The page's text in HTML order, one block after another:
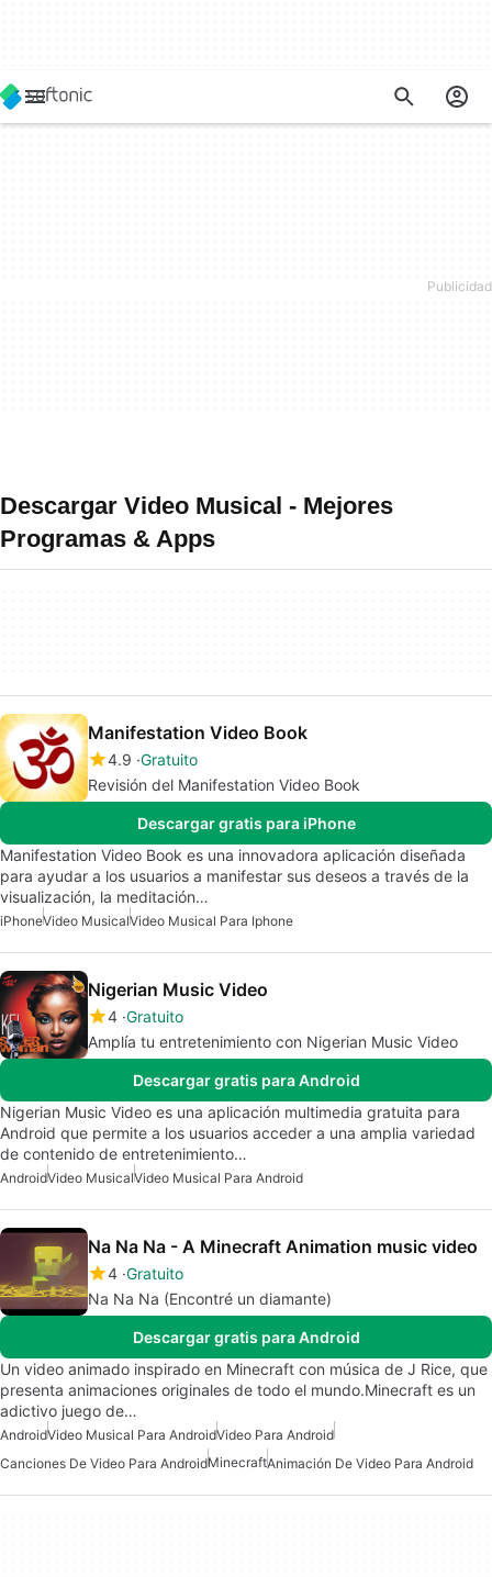
Descargar Video Musical - Mejores
Programas & Apps
Manifestation Video Book
4.9 Gratuito
Revisión del Manifestation Video Book
Descargar gratis para iPhone
Manifestation Video Book es una innovadora aplicación diseñada
para ayudar a los usuarios a manifestar sus deseos a través de la
visualización, la meditación…
iPhoneVideo MusicalVideo Musical Para Iphone
Nigerian Music Video
4 Gratuito
Amplía tu entretenimiento con Nigerian Music Video
Descargar gratis para Android
Nigerian Music Video es una aplicación multimedia gratuita para
Android que permite a los usuarios acceder a una amplia variedad
de contenido de entretenimiento…
AndroidVideo MusicalVideo Musical Para Android
Na Na Na - A Minecraft Animation music video
4 Gratuito
Na Na Na (Encontré un diamante)
Descargar gratis para Android
Un video animado inspirado en Minecraft con música de J Rice, que
presenta animaciones originales de todo el mundo.Minecraft es un
adictivo juego de…
AndroidVideo Musical Para AndroidVideo Para Android
Canciones De Video Para AndroidMinecraftAnimación De Video Para Android